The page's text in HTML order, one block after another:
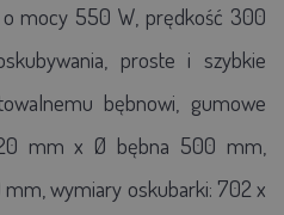
o mocy 550 W, prędkość 300
proste i szybkie
bębnowi, gumowe
mm x Ø bębna 500 mm,
wymiary oskubarki: 702 x